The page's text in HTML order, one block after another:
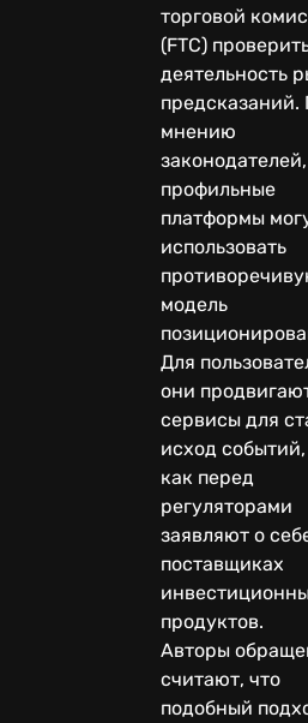
торговой
(FTC)
деятельность
предсказаний.
мнению
законодателей,
профильные
платформы
использовать
модель
Для
они
сервисы для
исход событий,
как перед
регуляторами
заявляют о
поставщиках
продуктов.
Авторы
считают, что
подобный